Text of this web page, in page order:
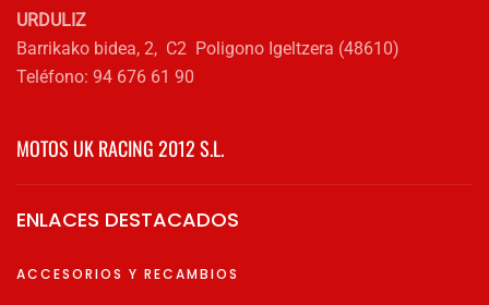
URDULIZ
Barrikako bidea, 2, C2 Poligono Igeltzera (48610)
Teléfono: 94 676 61 90
MOTOS UK RACING 2012 S.L.
ENLACES DESTACADOS
ACCESORIOS Y RECAMBIOS